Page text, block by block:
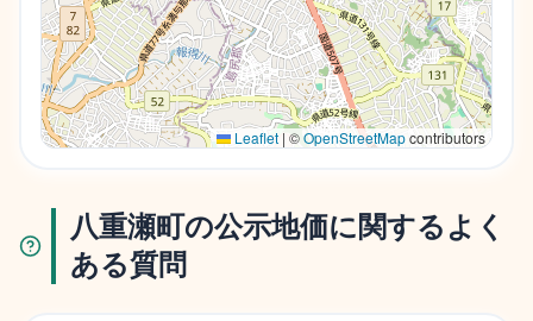
Leaflet | ©OpenStreetMapcontributors
八重瀬町の公示地価に関するよく
ある質問